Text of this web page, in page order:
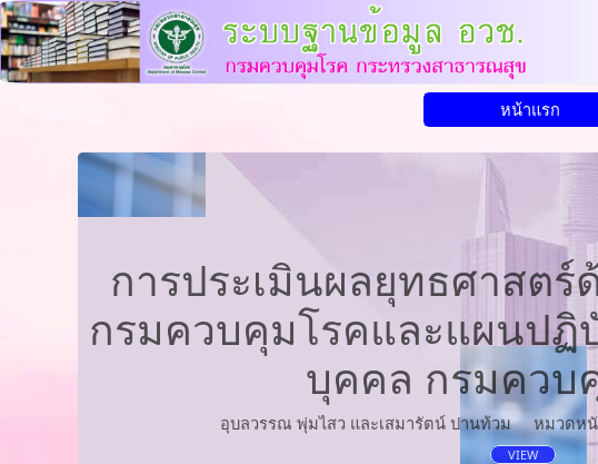
หน้าแรก
การประเมินผลยุทธศาสต
กรมควบคุมโรคและแผนปฏิ
บุคคล กรมควบ
อุบลวรรณ พุ่มไสว และเสมารัตน์ ปานท้วม หมวดหนั
VIEW